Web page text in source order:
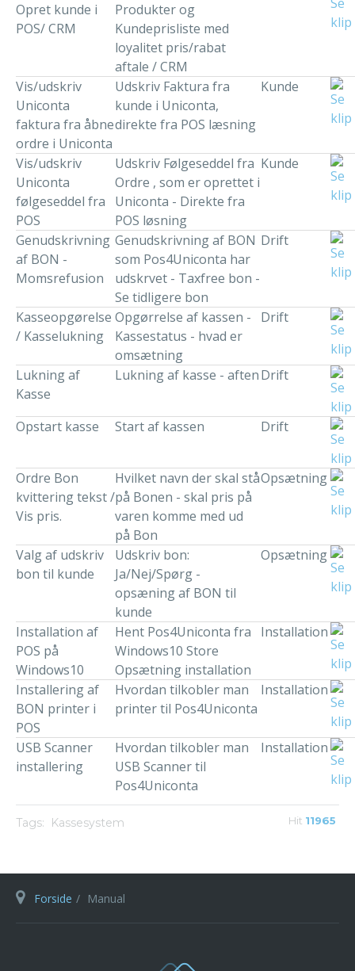
Opret kunde i
POS/ CRM
Produkter og
Kundeprisliste med
loyalitet pris/rabat
aftale / CRM
Vis/udskriv
Uniconta
faktura fra åbne
ordre i Uniconta
Udskriv Faktura fra
kunde i Uniconta,
direkte fra POS læsning
Kunde
Vis/udskriv
Uniconta
følgeseddel fra
POS
Udskriv Følgeseddel fra
Ordre , som er oprettet i
Uniconta - Direkte fra
POS løsning
Kunde
Genudskrivning
af BON -
Momsrefusion
Genudskrivning af BON
som Pos4Uniconta har
udskrvet - Taxfree bon -
Se tidligere bon
Drift
Kasseopgørelse
/ Kasselukning
Opgørrelse af kassen -
Kassestatus - hvad er
omsætning
Drift
Lukning af
Kasse
Lukning af kasse - aftenDrift
Opstart kasse Start af kassen Drift
Ordre Bon
kvittering tekst /
Vis pris.
Hvilket navn der skal stå
på Bonen - skal pris på
varen komme med ud
på Bon
Opsætning
Valg af udskriv
bon til kunde
Udskriv bon:
Ja/Nej/Spørg -
opsæning af BON til
kunde
Opsætning
Installation af
POS på
Windows10
Hent Pos4Uniconta fra
Windows10 Store
Opsætning installation
Installation
Installering af
BON printer i
POS
Hvordan tilkobler man
printer til Pos4Uniconta
Installation
USB Scanner
installering
Hvordan tilkobler man
USB Scanner til
Pos4Uniconta
Installation
Tags: Kassesystem Hit 11965
Forside Manual